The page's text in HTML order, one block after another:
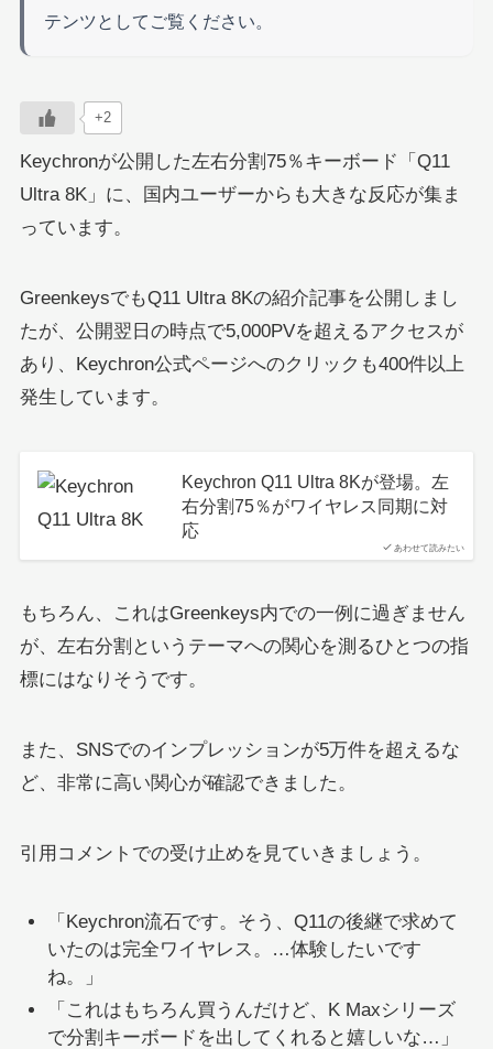
テンツとしてご覧ください。
+2
Keychronが公開した左右分割75％キーボード「Q11
Ultra 8K」に、国内ユーザーからも大きな反応が集ま
っています。
GreenkeysでもQ11 Ultra 8Kの紹介記事を公開しまし
たが、公開翌日の時点で5,000PVを超えるアクセスが
あり、Keychron公式ページへのクリックも400件以上
発生しています。
あわせて読みたい
Keychron Q11 Ultra 8Kが登場。左
右分割75％がワイヤレス同期に対
応
もちろん、これはGreenkeys内での一例に過ぎません
が、左右分割というテーマへの関心を測るひとつの指
標にはなりそうです。
また、SNSでのインプレッションが5万件を超えるな
ど、非常に高い関心が確認できました。
引用コメントでの受け止めを見ていきましょう。
「Keychron流石です。そう、Q11の後継で求めて
いたのは完全ワイヤレス。…体験したいです
ね。」
「これはもちろん買うんだけど、K Maxシリーズ
で分割キーボードを出してくれると嬉しいな…」